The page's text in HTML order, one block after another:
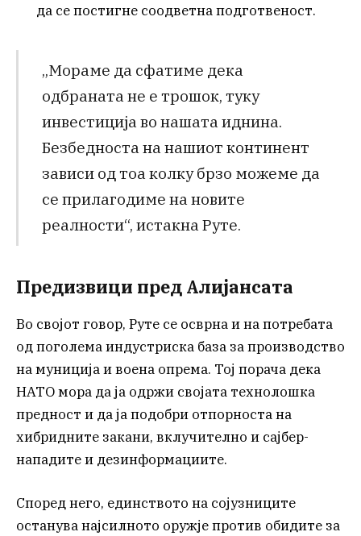
да се постигне соодветна подготвеност.
„Мораме да сфатиме дека
одбраната не е трошок, туку
инвестиција во нашата иднина.
Безбедноста на нашиот континент
зависи од тоа колку брзо можеме да
се прилагодиме на новите
реалности“, истакна Руте.
Предизвици пред Алијансата
Во својот говор, Руте се осврна и на потребата
од поголема индустриска база за производство
на муниција и воена опрема. Тој порача дека
НАТО мора да ја одржи својата технолошка
предност и да ја подобри отпорноста на
хибридните закани, вклучително и сајбер-
нападите и дезинформациите.
Според него, единството на сојузниците
останува најсилното оружје против обидите за